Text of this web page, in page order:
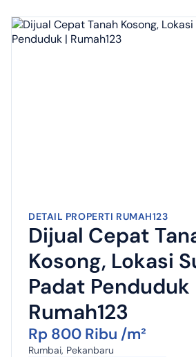
DETAIL PROPERTI RUMAH123
Dijual Cepat
Kosong, Lokasi
Padat Penduduk
Rumah123
Rp 800 Ribu /m²
Rumbai, Pekanbaru